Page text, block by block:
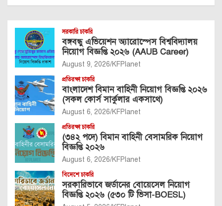
সরকারি চাকরি
বঙ্গবন্ধু এভিয়েশন অ্যারোস্পেস বিশ্ববিদ্যালয়
নিয়োগ বিজ্ঞপ্তি ২০২৬ (AAUB Career)
August 9, 2026 KFPlanet
প্রতিরক্ষা চাকরি
বাংলাদেশ বিমান বাহিনী নিয়োগ বিজ্ঞপ্তি ২০২৬
(সকল কোর্স সার্কুলার একসাথে)
August 6, 2026 KFPlanet
প্রতিরক্ষা চাকরি
(৩৪২ পদে) বিমান বাহিনী বেসামরিক নিয়োগ
বিজ্ঞপ্তি ২০২৬
August 6, 2026 KFPlanet
বিদেশে চাকরি
সরকারিভাবে জর্ডানের বোয়েসেল নিয়োগ
বিজ্ঞপ্তি ২০২৬ (৫৩০ টি ভিসা-BOESL)